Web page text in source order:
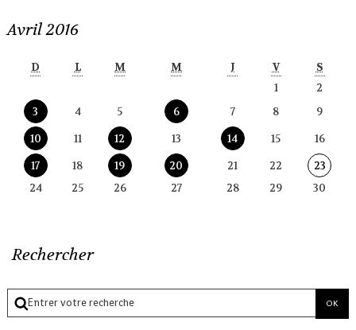
Avril 2016
D L M M J V
S
1
2
3
4 5 6 7 8
9
10
11 12 13 14 15
16
17
18 19 20 21 22
23
24
25 26 27 28 29 30
Rechercher